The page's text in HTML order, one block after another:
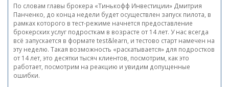
По словам главы брокера «Тинькофф Инвестиции» Дмитрия
Панченко, до конца недели будет осуществлен запуск пилота, в
рамках которого в тест-режиме начнется предоставление
брокерских услуг подросткам в возрасте от 14 лет. У нас всегда
всё запускается в формате test&learn, и тестово старт намечен на
эту неделю. Такая возможность «раскатывается» для подростков
от 14 лет, это десятки тысяч клиентов, посмотрим, как это
работает, посмотрим на реакцию и увидим допущенные
ошибки.